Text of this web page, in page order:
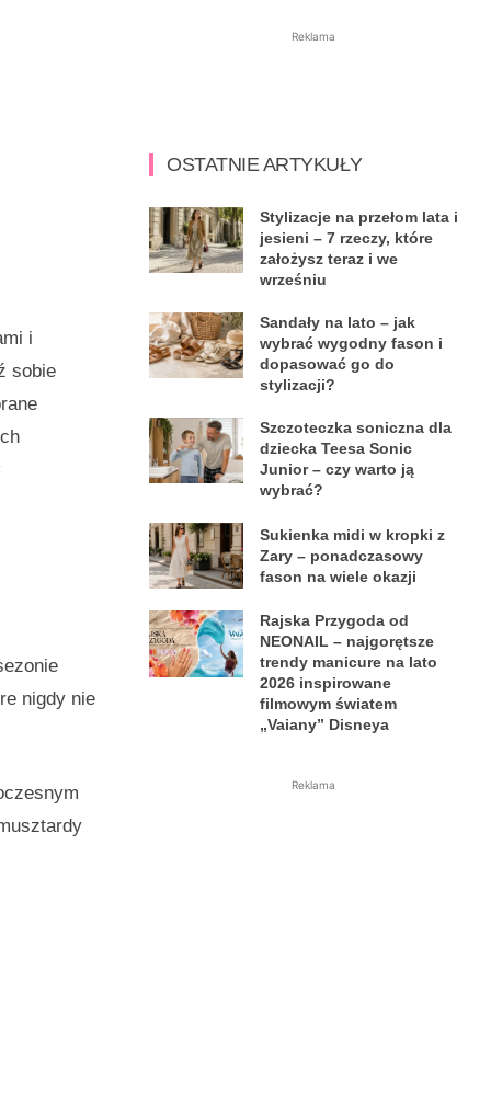
i
sobie
nigdy nie
Reklama
OSTATNIE ARTYKUŁY
Stylizacje na przełom lata i
jesieni – 7 rzeczy, które
założysz teraz i we
wrześniu
Sandały na lato – jak
wybrać wygodny fason i
dopasować go do
stylizacji?
Szczoteczka soniczna dla
dziecka Teesa Sonic
Junior – czy warto ją
wybrać?
Sukienka midi w kropki z
Zary – ponadczasowy
fason na wiele okazji
Rajska Przygoda od
NEONAIL – najgorętsze
trendy manicure na lato
2026 inspirowane
filmowym światem
„Vaiany” Disneya
Reklama